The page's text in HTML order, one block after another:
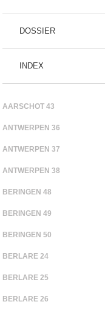
DOSSIER
INDEX
AARSCHOT 43
ANTWERPEN 36
ANTWERPEN 37
ANTWERPEN 38
BERINGEN 48
BERINGEN 49
BERINGEN 50
BERLARE 24
BERLARE 25
BERLARE 26